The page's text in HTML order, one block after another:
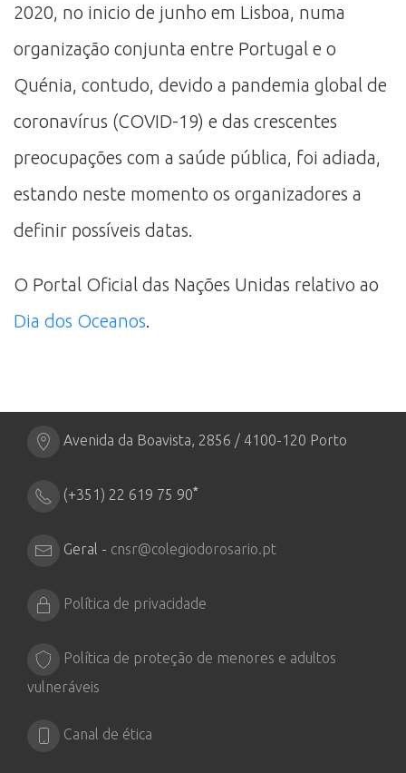
2020, no inicio de junho em Lisboa, numa
organização conjunta entre Portugal e o
Quénia, contudo, devido a pandemia global de
coronavírus (COVID-19) e das crescentes
preocupações com a saúde pública, foi adiada,
estando neste momento os organizadores a
definir possíveis datas.
O Portal Oficial das Nações Unidas relativo ao
Dia dos Oceanos.
Avenida da Boavista, 2856 / 4100-120 Porto
(+351) 22 619 75 90*
Geral - cnsr@colegiodorosario.pt
Política de privacidade
Política de proteção de menores e adultos
vulneráveis
Canal de ética